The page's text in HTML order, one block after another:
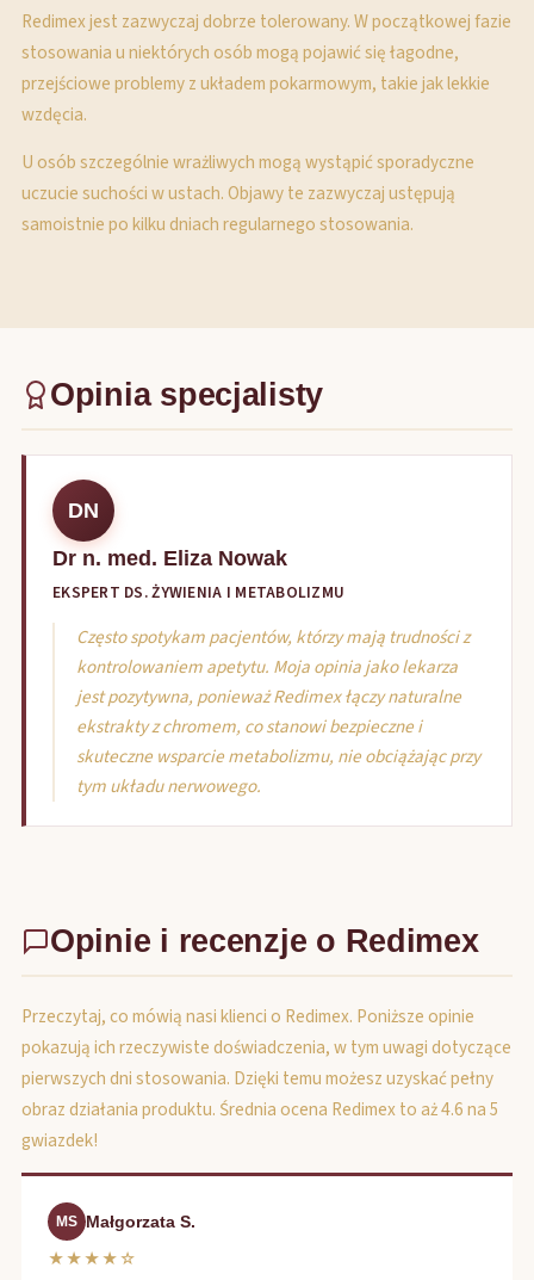
Redimex jest zazwyczaj dobrze tolerowany. W początkowej fazie
stosowania u niektórych osób mogą pojawić się łagodne,
przejściowe problemy z układem pokarmowym, takie jak lekkie
wzdęcia.
U osób szczególnie wrażliwych mogą wystąpić sporadyczne
uczucie suchości w ustach. Objawy te zazwyczaj ustępują
samoistnie po kilku dniach regularnego stosowania.
Opinia specjalisty
DN
Dr n. med. Eliza Nowak
EKSPERT DS. ŻYWIENIA I METABOLIZMU
Często spotykam pacjentów, którzy mają trudności z
kontrolowaniem apetytu. Moja opinia jako lekarza
jest pozytywna, ponieważ Redimex łączy naturalne
ekstrakty z chromem, co stanowi bezpieczne i
skuteczne wsparcie metabolizmu, nie obciążając przy
tym układu nerwowego.
Opinie i recenzje o Redimex
Przeczytaj, co mówią nasi klienci o Redimex. Poniższe opinie
pokazują ich rzeczywiste doświadczenia, w tym uwagi dotyczące
pierwszych dni stosowania. Dzięki temu możesz uzyskać pełny
obraz działania produktu. Średnia ocena Redimex to aż 4.6 na 5
gwiazdek!
MS Małgorzata S.
★★★★☆